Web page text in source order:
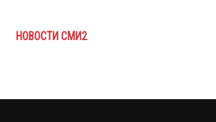
НОВОСТИ СМИ2